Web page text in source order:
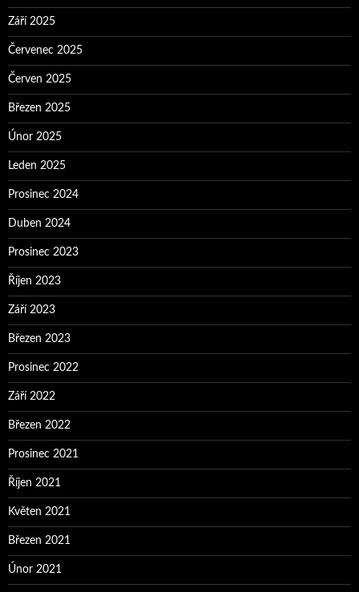
Září 2025
Červenec 2025
Červen 2025
Březen 2025
Únor 2025
Leden 2025
Prosinec 2024
Duben 2024
Prosinec 2023
Říjen 2023
Září 2023
Březen 2023
Prosinec 2022
Září 2022
Březen 2022
Prosinec 2021
Říjen 2021
Květen 2021
Březen 2021
Únor 2021